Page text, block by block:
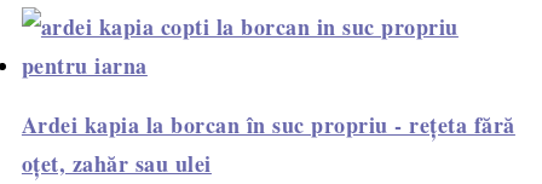
Ardei kapia la borcan în suc propriu - rețeta fără
oțet, zahăr sau ulei